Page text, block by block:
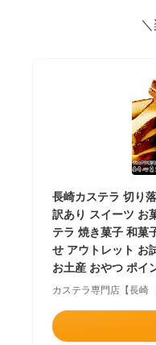
長崎カステラ 切り
訳あり スイーツ お
テラ 焼き菓子 和菓
せ アウトレット お
お土産 おやつ ポイ
カステラ専門店【長崎